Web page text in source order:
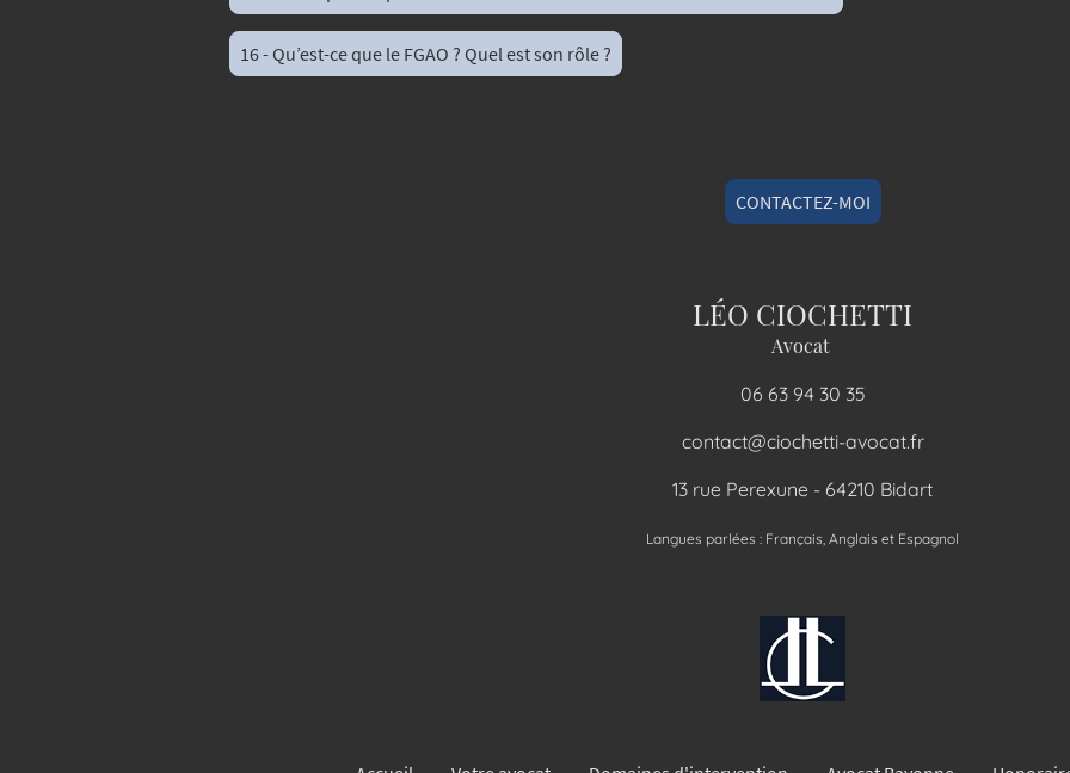
16 - Qu’est-ce que le FGAO ? Quel est son rôle ?
CONTACTEZ-MOI
LÉO CIOCHETTI
Avocat
06 63 94 30 35
contact@ciochetti-avocat.fr
13 rue Perexune - 64210 Bidart
Langues parlées : Français, Anglais et Espagnol